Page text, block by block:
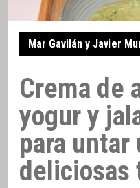
Mar Gavilán y Javier
Crema de
yogur y
para untar
deliciosas